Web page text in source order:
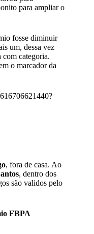
para ampliar o
fosse diminuir
um, dessa vez
categoria.
o marcador da
, fora de casa. Ao
, dentro dos
são validos pelo
FBPA